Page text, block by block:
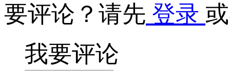
要评论？请先 登录
我要评论